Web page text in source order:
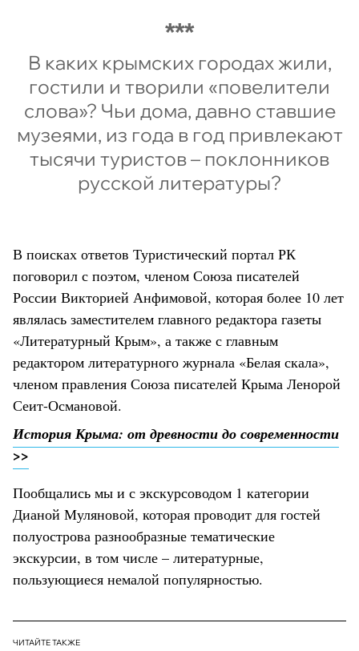
В каких крымских городах жили,
гостили и творили «повелители
слова»? Чьи дома, давно ставшие
музеями, из года в год привлекают
тысячи туристов – поклонников
русской литературы?
В поисках ответов Туристический портал РК
поговорил с поэтом, членом Союза писателей
России Викторией Анфимовой, которая более 10 лет
являлась заместителем главного редактора газеты
«Литературный Крым», а также с главным
редактором литературного журнала «Белая скала»,
членом правления Союза писателей Крыма Ленорой
Сеит-Османовой.
История Крыма: от древности до современности
>>
Пообщались мы и с экскурсоводом 1 категории
Дианой Муляновой, которая проводит для гостей
полуострова разнообразные тематические
экскурсии, в том числе – литературные,
пользующиеся немалой популярностью.
ЧИТАЙТЕ ТАКЖЕ